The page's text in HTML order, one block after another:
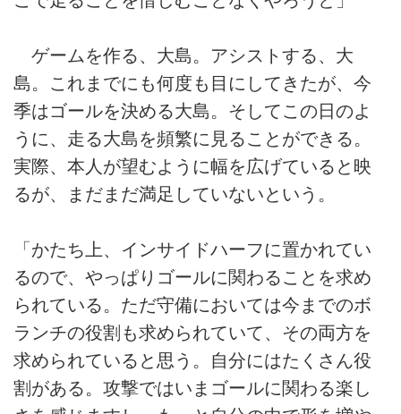
ゲームを作る、大島。アシストする、大
島。これまでにも何度も目にしてきたが、今
季はゴールを決める大島。そしてこの日のよ
うに、走る大島を頻繁に見ることができる。
実際、本人が望むように幅を広げていると映
るが、まだまだ満足していないという。
「かたち上、インサイドハーフに置かれてい
るので、やっぱりゴールに関わることを求め
られている。ただ守備においては今までのボ
ランチの役割も求められていて、その両方を
求められていると思う。自分にはたくさん役
割がある。攻撃ではいまゴールに関わる楽し